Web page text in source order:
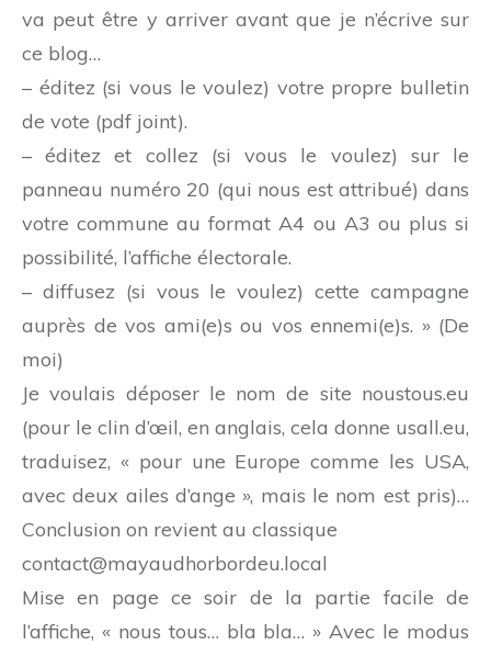
va peut être y arriver avant que je n’écrive sur
ce blog…
– éditez (si vous le voulez) votre propre bulletin
de vote (pdf joint).
– éditez et collez (si vous le voulez) sur le
panneau numéro 20 (qui nous est attribué) dans
votre commune au format A4 ou A3 ou plus si
possibilité, l’affiche électorale.
– diffusez (si vous le voulez) cette campagne
auprès de vos ami(e)s ou vos ennemi(e)s. » (De
moi)
Je voulais déposer le nom de site noustous.eu
(pour le clin d’œil, en anglais, cela donne usall.eu,
traduisez, « pour une Europe comme les USA,
avec deux ailes d’ange », mais le nom est pris)…
Conclusion on revient au classique
contact@mayaudhorbordeu.local
Mise en page ce soir de la partie facile de
l’affiche, « nous tous… bla bla… » Avec le modus